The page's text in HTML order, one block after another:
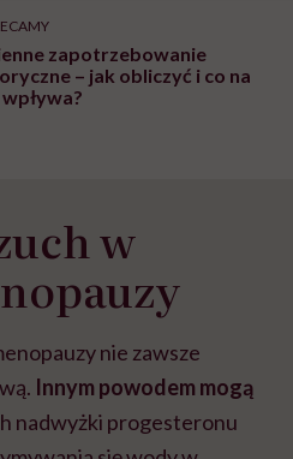
zapotrzebowanie
– jak obliczyć i co na
w
nie zawsze
Innym powodem mogą
nadwyżki progesteronu